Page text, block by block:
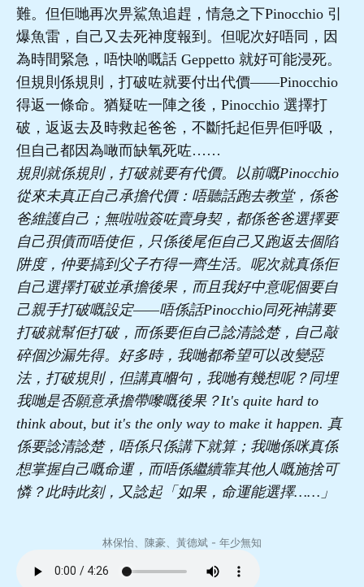
難。但佢哋再次畀鯊魚追趕，情急之下Pinocchio 引
爆魚雷，自己又去死神度報到。但呢次好唔同，因
為時間緊急，唔快啲嘅話 Geppetto 就好可能浸死。
但規則係規則，打破咗就要付出代價——Pinocchio
得返一條命。猶疑咗一陣之後，Pinocchio 選擇打
破，返返去及時救起爸爸，不斷托起佢畀佢呼吸，
但自己都因為噉而缺氧死咗……
規則就係規則，打破就要有代價。以前嘅Pinocchio
從來未真正自己承擔代價：唔聽話跑去教堂，係爸
爸維護自己；無啦啦簽咗賣身契，都係爸爸選擇要
自己孭債而唔使佢，只係後尾佢自己又跑返去個陷
阱度，仲要搞到父子冇得一齊生活。呢次就真係佢
自己選擇打破並承擔後果，而且我好中意呢個要自
己親手打破嘅設定——唔係話Pinocchio同死神講要
打破就幫佢打破，而係要佢自己諗清諗楚，自己敲
碎個沙漏先得。好多時，我哋都希望可以改變惡
法，打破規則，但講真嗰句，我哋有幾想呢？同埋
我哋是否願意承擔帶嚟嘅後果？It's quite hard to
think about, but it's the only way to make it happen. 真
係要諗清諗楚，唔係只係講下就算；我哋係咪真係
想掌握自己嘅命運，而唔係繼續靠其他人嘅施捨可
憐？此時此刻，又諗起「如果，命運能選擇……」
林保怡、陳豪、黃德斌 - 年少無知